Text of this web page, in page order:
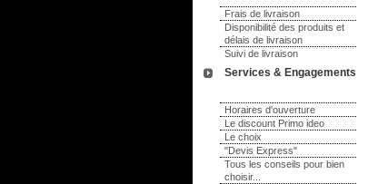
Frais de livraison
Disponibilité des produits et
délais de livraison
Suivi de livraison
Services & Engagements
Horaires d'ouverture
Le discount Primo ideo
Le choix
"Devis Express"
Tous les conseils pour bien
choisir...